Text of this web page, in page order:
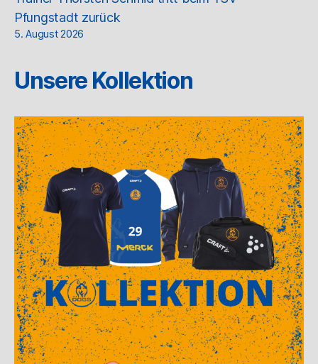
Pfungstadt zurück
5. August 2026
Unsere Kollektion